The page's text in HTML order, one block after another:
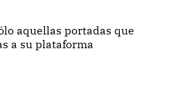
aquellas portadas que
a su plataforma